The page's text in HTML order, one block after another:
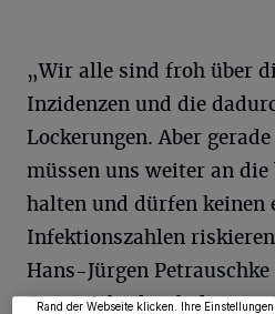
„Wir alle sind froh über
Inzidenzen und die
Lockerungen. Aber
müssen uns weiter an die
halten und dürfen keinen
Infektionszahlen
Hans-Jürgen Petrauschke
Zuversicht durch den
-Partner speichern und
wie Browserdaten oder eindeutige
von OK aktivieren Sie Tracking-Technologien
Partner verarbeiten Daten, um Ihnen Dienste
Zwecke. Wenn Tracker deaktiviert sind, sind
möglicherweise nicht mehr so relevant für
wieder aufrufen, um Ihre Einstellungen zu
Rand der Webseite klicken. Ihre